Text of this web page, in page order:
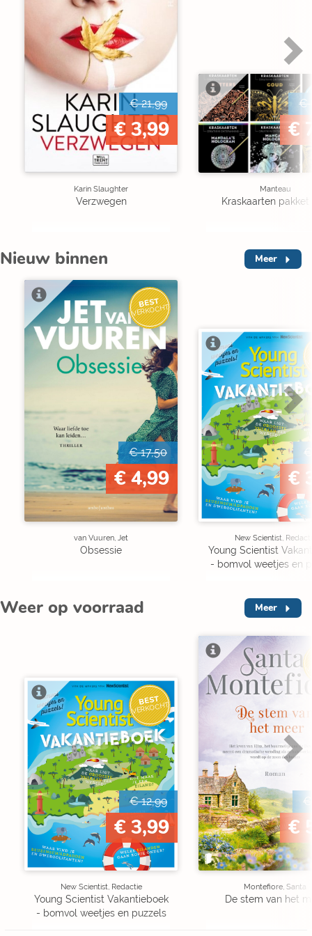
€ 21,99
€ 3,99
Karin Slaughter
Verzwegen
€
€
Manteau
Kraskaarten pakket
Nieuw binnen Meer
BEST
VERKOCHT
€ 17,50
€ 4,99
van Vuuren, Jet
Obsessie
€
New Scientist,
Young Scientist
- bomvol weetjes en
Weer op voorraad Meer
BEST
VERKOCHT
€ 12,99
€ 3,99
New Scientist, Redactie
Young Scientist Vakantieboek
- bomvol weetjes en puzzels
€
€
Montefiore, Santa
De stem van het